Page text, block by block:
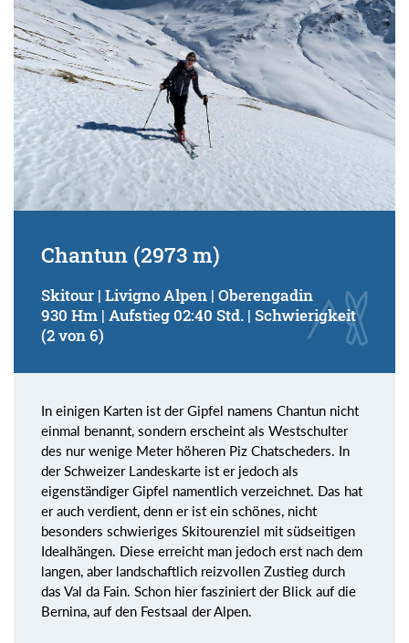
Chantun (2973 m)
Skitour | Livigno Alpen | Oberengadin
930 Hm | Aufstieg 02:40 Std. | Schwierigkeit
(2 von 6)
In einigen Karten ist der Gipfel namens Chantun nicht
einmal benannt, sondern erscheint als Westschulter
des nur wenige Meter höheren Piz Chatscheders. In
der Schweizer Landeskarte ist er jedoch als
eigenständiger Gipfel namentlich verzeichnet. Das hat
er auch verdient, denn er ist ein schönes, nicht
besonders schwieriges Skitourenziel mit südseitigen
Idealhängen. Diese erreicht man jedoch erst nach dem
langen, aber landschaftlich reizvollen Zustieg durch
das Val da Fain. Schon hier fasziniert der Blick auf die
Bernina, auf den Festsaal der Alpen.